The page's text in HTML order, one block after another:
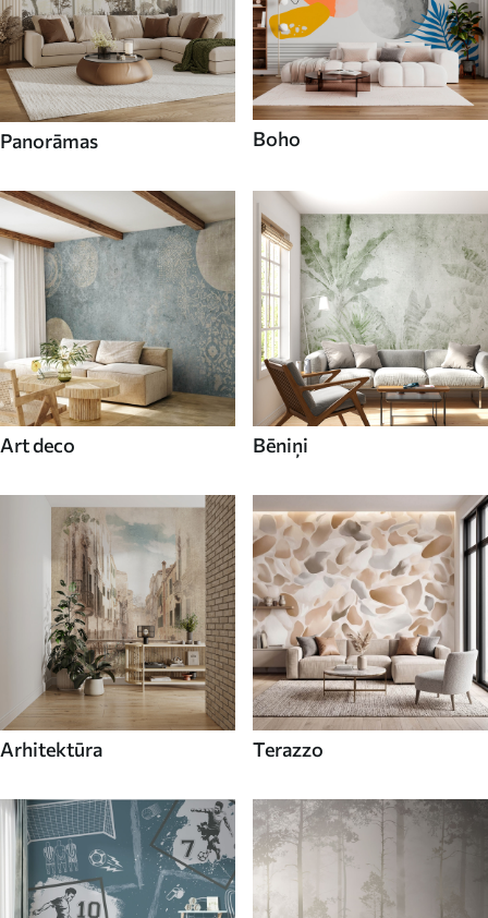
Panorāmas Boho
Art deco Bēniņi
Arhitektūra Terazzo